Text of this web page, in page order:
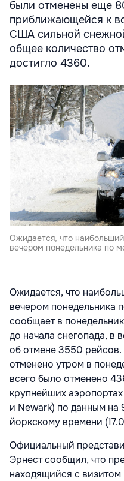
были отменены еще
приближающейся к
США сильной
общее количество
достигло 4360.
Ожидается, что
вечером понедельника по
Ожидается, что
вечером понедельника
сообщает в
до начала снегопада, в
об отмене 3550
отменено утром в
всего было отменено
крупнейших
и Newark) по данным на
йоркскому времени
Официальный
Эрнест сообщил, что
находящийся с